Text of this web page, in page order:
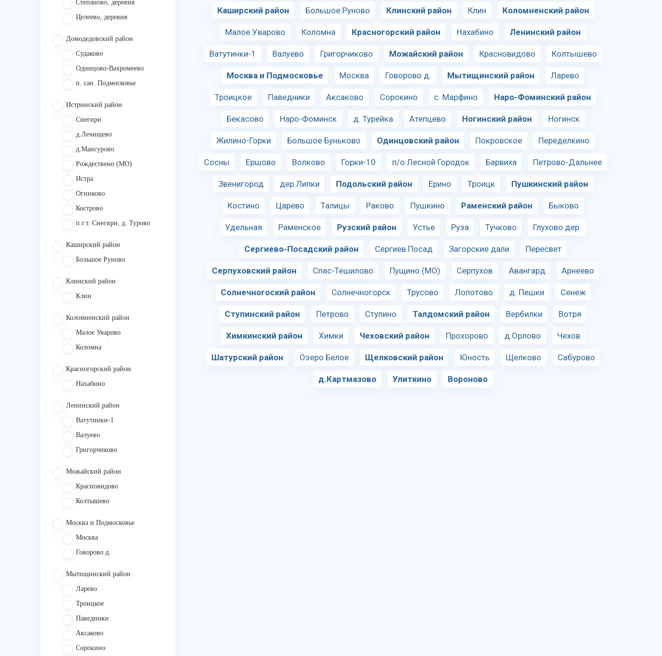
Степаново, деревня
Целеево, деревня
Домодедовский район
Судаково
Одинцово-Вахромеево
п. сан. Подмосковье
Истринский район
Снегири
д.Лечищево
д.Мансурово
Рождествено (МО)
Истра
Огниково
Кострово
п.г.т. Снегири, д. Турово
Каширский район
Большое Руново
Клинский район
Клин
Коломненский район
Малое Уварово
Коломна
Красногорский район
Нахабино
Ленинский район
Ватутинки-1
Валуево
Григорчиково
Можайский район
Красновидово
Колтышево
Москва и Подмосковье
Москва
Говорово д.
Мытищинский район
Ларево
Троицкое
Паведники
Аксаково
Сорокино
Каширский район Большое Руново Клинский район Клин Коломненский район
Малое Уварово Коломна Красногорский район Нахабино Ленинский район
Ватутинки-1 Валуево Григорчиково Можайский район Красновидово Колтышево
Москва и Подмосковье Москва Говорово д. Мытищинский район Ларево
Троицкое Паведники Аксаково Сорокино с. Марфино Наро-Фоминский район
Бекасово Наро-Фоминск д. Турейка Атепцево Ногинский район Ногинск
Жилино-Горки Большое Буньково Одинцовский район Покровское Переделкино
Сосны Ершово Волково Горки-10 п/о Лесной Городок Барвиха Петрово-Дальнее
Звенигород дер.Липки Подольский район Ерино Троицк Пушкинский район
Костино Царево Талицы Раково Пушкино Раменский район Быково
Удельная Раменское Рузский район Устье Руза Тучково Глухово дер.
Сергиево-Посадский район Сергиев Посад Загорские дали Пересвет
Серпуховский район Спас-Тешилово Пущино (МО) Серпухов Авангард Арнеево
Солнечногоский район Солнечногорск Трусово Лопотово д. Пешки Сенеж
Ступинский район Петрово Ступино Талдомский район Вербилки Вотря
Химкинский район Химки Чеховский район Прохорово д.Орлово Чехов
Шатурский район Озеро Белое Щелковский район Юность Щелково Сабурово
д.Картмазово Улиткино Вороново